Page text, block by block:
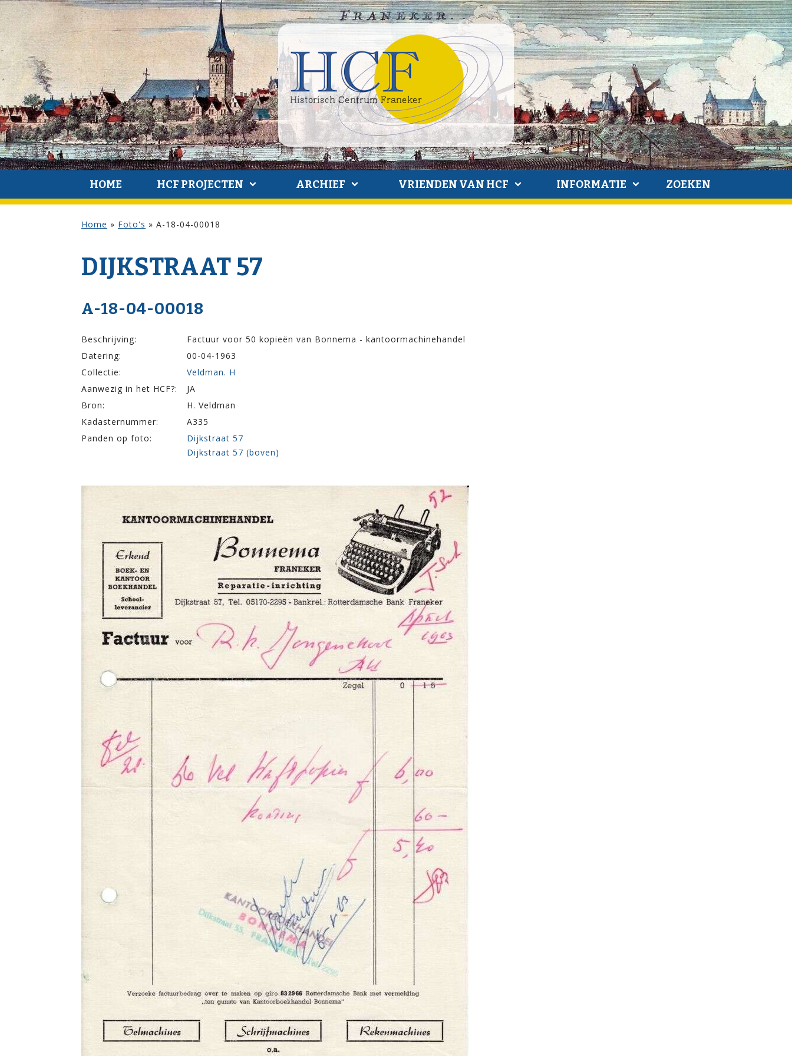
HOME HCF PROJECTEN ARCHIEF VRIENDEN VAN HCF INFORMATIE ZOEKEN
Home » Foto's » A-18-04-00018
DIJK­STRAAT 57
A-18-04-00018
Beschrijving:
Factuur voor 50 kopieën van Bonnema - kantoormachinehandel
Datering:
00-04-1963
Collectie:
Veldman. H
Aanwezig in het HCF?:
JA
Bron:
H. Veldman
Kadasternummer:
A335
Panden op foto:
Dijkstraat 57
Dijkstraat 57 (boven)